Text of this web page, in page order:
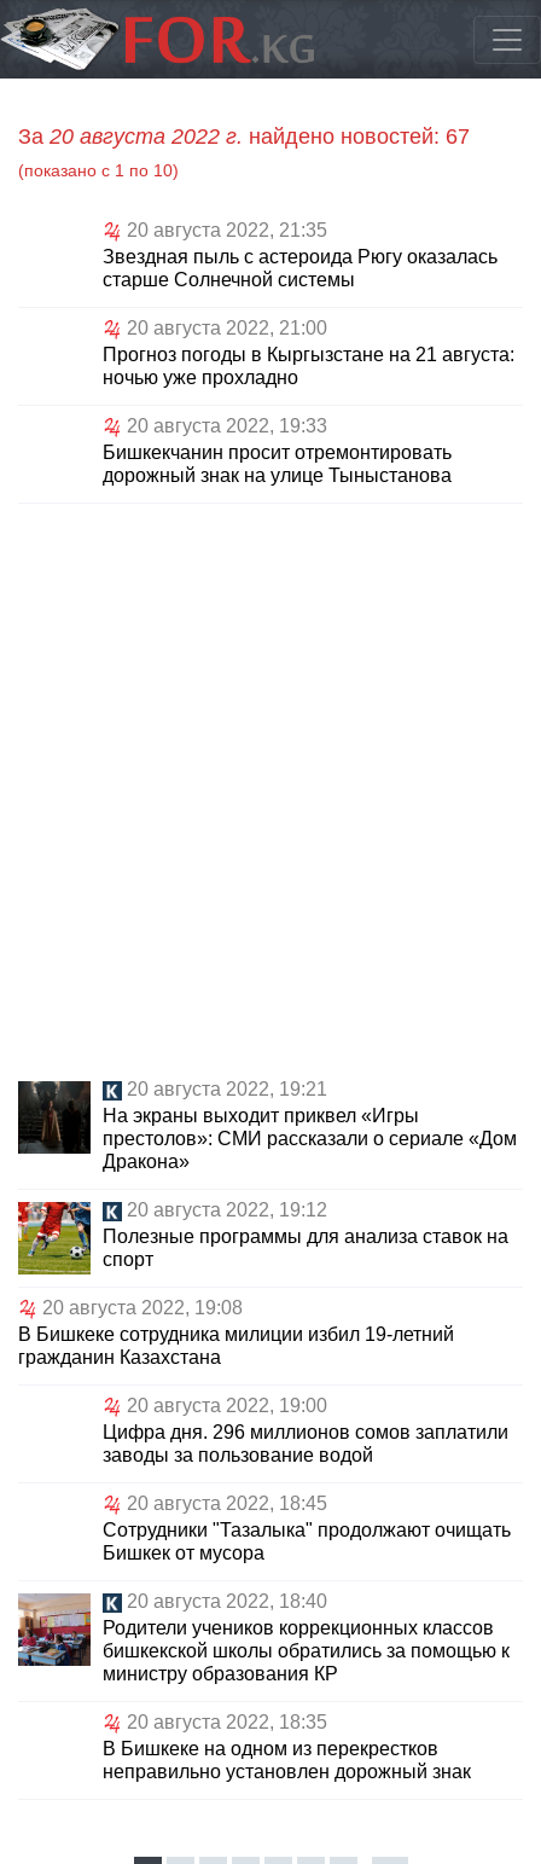
За 20 августа 2022 г. найдено новостей: 67
(показано с 1 по 10)
20 августа 2022, 21:35
Звездная пыль с астероида Рюгу оказалась
старше Солнечной системы
20 августа 2022, 21:00
Прогноз погоды в Кыргызстане на 21 августа:
ночью уже прохладно
20 августа 2022, 19:33
Бишкекчанин просит отремонтировать
дорожный знак на улице Тыныстанова
20 августа 2022, 19:21
На экраны выходит приквел «Игры
престолов»: СМИ рассказали о сериале «Дом
Дракона»
20 августа 2022, 19:12
Полезные программы для анализа ставок на
спорт
20 августа 2022, 19:08
В Бишкеке сотрудника милиции избил 19-летний
гражданин Казахстана
20 августа 2022, 19:00
Цифра дня. 296 миллионов сомов заплатили
заводы за пользование водой
20 августа 2022, 18:45
Сотрудники "Тазалыка" продолжают очищать
Бишкек от мусора
20 августа 2022, 18:40
Родители учеников коррекционных классов
бишкекской школы обратились за помощью к
министру образования КР
20 августа 2022, 18:35
В Бишкеке на одном из перекрестков
неправильно установлен дорожный знак